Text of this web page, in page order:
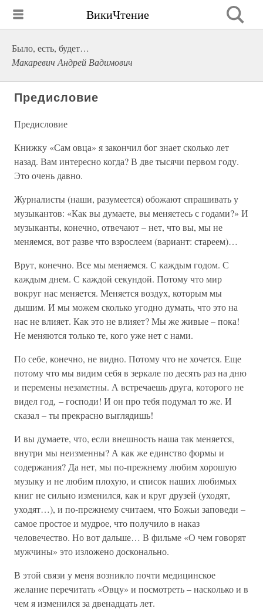
ВикиЧтение
Было, есть, будет…
Макаревич Андрей Вадимович
Предисловие
Предисловие
Книжку «Сам овца» я закончил бог знает сколько лет
назад. Вам интересно когда? В две тысячи первом году.
Это очень давно.
Журналисты (наши, разумеется) обожают спрашивать у
музыкантов: «Как вы думаете, вы меняетесь с годами?» И
музыканты, конечно, отвечают – нет, что вы, мы не
меняемся, вот разве что взрослеем (вариант: стареем)…
Врут, конечно. Все мы меняемся. С каждым годом. С
каждым днем. С каждой секундой. Потому что мир
вокруг нас меняется. Меняется воздух, которым мы
дышим. И мы можем сколько угодно думать, что это на
нас не влияет. Как это не влияет? Мы же живые – пока!
Не меняются только те, кого уже нет с нами.
По себе, конечно, не видно. Потому что не хочется. Еще
потому что мы видим себя в зеркале по десять раз на дню
и перемены незаметны. А встречаешь друга, которого не
видел год, – господи! И он про тебя подумал то же. И
сказал – ты прекрасно выглядишь!
И вы думаете, что, если внешность наша так меняется,
внутри мы неизменны? А как же единство формы и
содержания? Да нет, мы по-прежнему любим хорошую
музыку и не любим плохую, и список наших любимых
книг не сильно изменился, как и круг друзей (уходят,
уходят…), и по-прежнему считаем, что Божьи заповеди –
самое простое и мудрое, что получило в наказ
человечество. Но вот дальше… В фильме «О чем говорят
мужчины» это изложено досконально.
В этой связи у меня возникло почти медицинское
желание перечитать «Овцу» и посмотреть – насколько и в
чем я изменился за двенадцать лет.